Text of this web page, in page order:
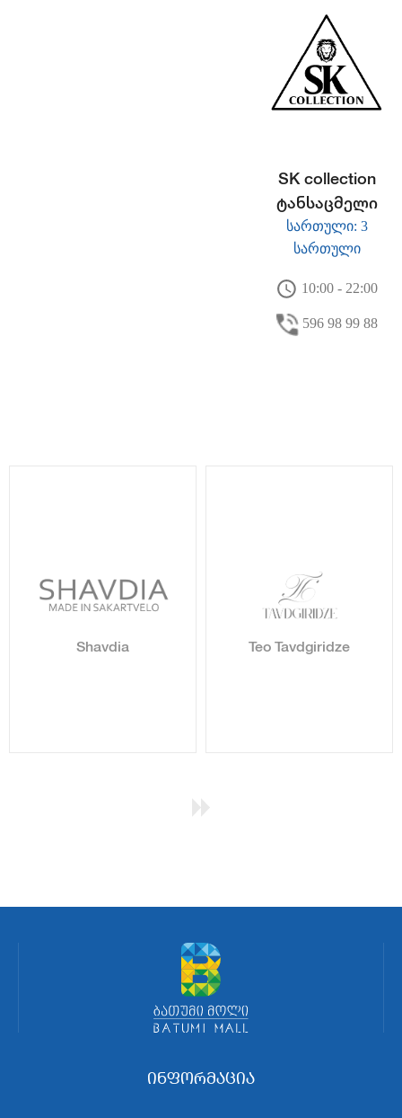
SK collection
ტანსაცმელი
სართული: 3
სართული
10:00 - 22:00
596 98 99 88
Shavdia Teo Tavdgiridze
ინფორმაცია